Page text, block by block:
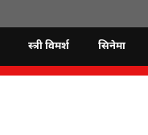
स्त्री विमर्श सिनेमा